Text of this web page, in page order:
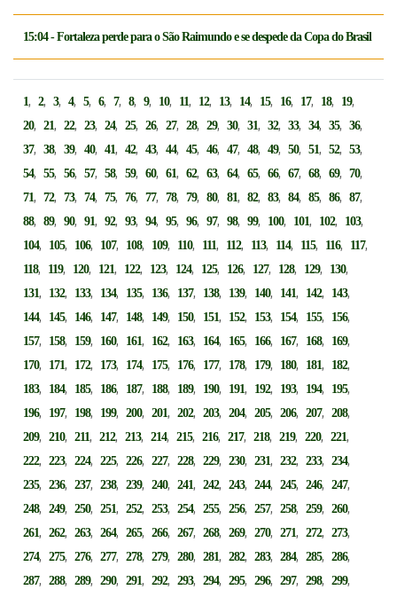
15:04 - Fortaleza perde para o São Raimundo e se despede da Copa do Brasil
1,2,3,4,5,6,7,8,9, 10, 11, 12, 13, 14, 15, 16, 17, 18, 19,
20,21,22,23,24,25,26,27,28,29,30,31,32,33,34,35,36,
37,38,39,40,41,42,43,44,45,46,47,48,49,50,51,52,53,
54,55,56,57,58,59,60,61,62,63,64,65,66,67,68,69,70,
71,72,73,74,75,76,77,78,79,80,81,82,83,84,85,86,87,
88,89,90,91,92,93,94,95,96,97,98,99, 100, 101, 102, 103,
104, 105, 106, 107, 108, 109, 110, 111, 112, 113, 114, 115, 116, 117,
118, 119, 120, 121, 122, 123, 124, 125, 126, 127, 128, 129, 130,
131, 132, 133, 134, 135, 136, 137, 138, 139, 140, 141, 142, 143,
144, 145, 146, 147, 148, 149, 150, 151, 152, 153, 154, 155, 156,
157, 158, 159, 160, 161, 162, 163, 164, 165, 166, 167, 168, 169,
170, 171, 172, 173, 174, 175, 176, 177, 178, 179, 180, 181, 182,
183, 184, 185, 186, 187, 188, 189, 190, 191, 192, 193, 194, 195,
196, 197, 198, 199,200,201,202,203,204,205,206,207,208,
209,210,211,212,213,214,215,216,217,218,219,220,221,
222,223,224,225,226,227,228,229,230,231,232,233,234,
235,236,237,238,239,240,241,242,243,244,245,246,247,
248,249,250,251,252,253,254,255,256,257,258,259,260,
261,262,263,264,265,266,267,268,269,270,271,272,273,
274,275,276,277,278,279,280,281,282,283,284,285,286,
287,288,289,290,291,292,293,294,295,296,297,298,299,